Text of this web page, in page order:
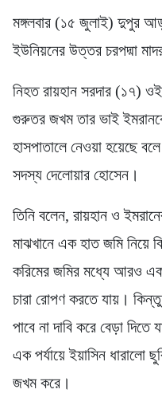
মঙ্গলবার (১৫ জুলাই) দুপুর
ইউনিয়নের উত্তর চরপদ্মা
নিহত রায়হান সরদার (১৭)
গুরুতর জখম তার ভাই
হাসপাতালে নেওয়া হয়েছে
সদস্য দেলোয়ার হোসেন।
তিনি বলেন, রায়হান ও
মাঝখানে এক হাত জমি নিয়ে
করিমের জমির মধ্যে আরও এক
চারা রোপণ করতে যায়।
পাবে না দাবি করে বেড়া
এক পর্যায়ে ইয়াসিন ধারালো
জখম করে।